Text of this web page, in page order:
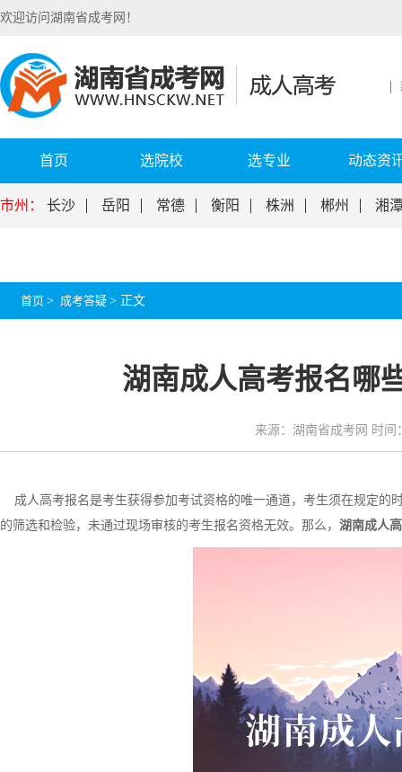
欢迎访问湖南省成考网！
首页 选院校 选专业 动态资
市州： 长沙 岳阳 常德 衡阳 株洲 郴州 湘
首页 > 成考答疑 > 正文
湖南成人高考报名哪
来源：湖南省成考网 时间
成人高考报名是考生获得参加考试资格的唯一通道，考生须在规定的
的筛选和检验，未通过现场审核的考生报名资格无效。那么， 湖南成人